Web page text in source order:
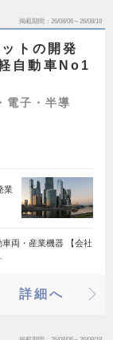
掲載期間 26/08/06～26/08/19
トの開発
自動車No1
電子・半導
業
車両・産業機器 【会社
詳細へ